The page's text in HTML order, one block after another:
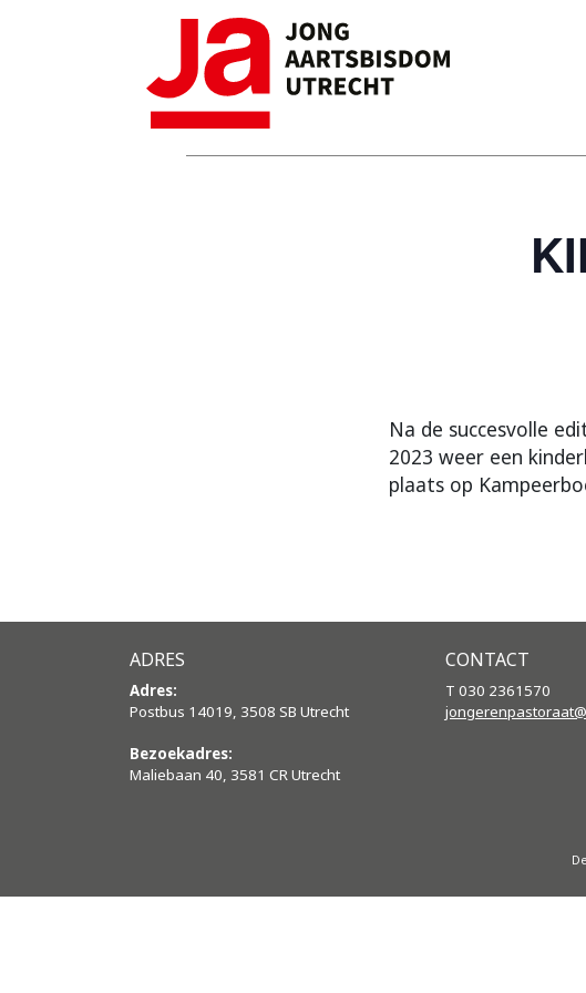
Na de succesvolle
2023 weer een
plaats op
ADRES
Adres:
Postbus 14019, 3508 SB Utrecht
Bezoekadres:
Maliebaan 40, 3581 CR Utrecht
CONTACT
T 030 2361570